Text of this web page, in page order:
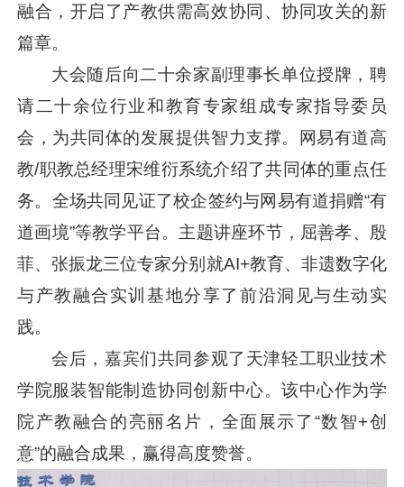
融合，开启了产教供需高效协同、协同攻关的新
篇章。
大会随后向二十余家副理事长单位授牌，聘
请二十余位行业和教育专家组成专家指导委员
会，为共同体的发展提供智力支撑。网易有道高
教/职教总经理宋维衍系统介绍了共同体的重点任
务。全场共同见证了校企签约与网易有道捐赠“有
道画境”等教学平台。主题讲座环节，屈善孝、殷
菲、张振龙三位专家分别就AI+教育、非遗数字化
与产教融合实训基地分享了前沿洞见与生动实
践。
会后，嘉宾们共同参观了天津轻工职业技术
学院服装智能制造协同创新中心。该中心作为学
院产教融合的亮丽名片，全面展示了“数智+创
意”的融合成果，赢得高度赞誉。